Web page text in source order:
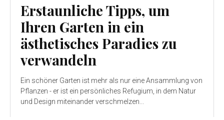
Erstaunliche Tipps, um
Ihren Garten in ein
ästhetisches Paradies zu
verwandeln
Ein schöner Garten ist mehr als nur eine Ansammlung von
Pflanzen - er ist ein persönliches Refugium, in dem Natur
und Design miteinander verschmelzen...